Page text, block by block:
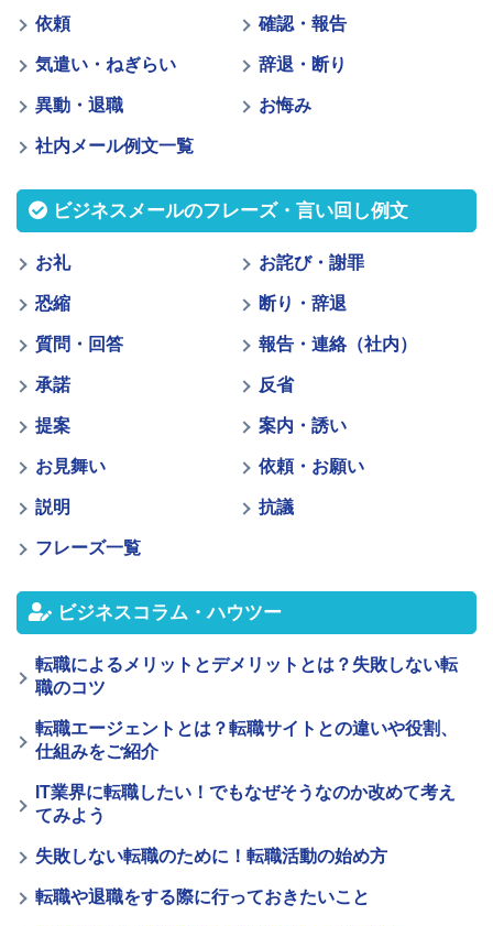
依頼 確認・報告
気遣い・ねぎらい 辞退・断り
異動・退職 お悔み
社内メール例文一覧
ビジネスメールのフレーズ・言い回し例文
お礼 お詫び・謝罪
恐縮 断り・辞退
質問・回答 報告・連絡（社内）
承諾 反省
提案 案内・誘い
お見舞い 依頼・お願い
説明 抗議
フレーズ一覧
ビジネスコラム・ハウツー
転職によるメリットとデメリットとは？失敗しない転
職のコツ
転職エージェントとは？転職サイトとの違いや役割、
仕組みをご紹介
IT業界に転職したい！でもなぜそうなのか改めて考え
てみよう
失敗しない転職のために！転職活動の始め方
転職や退職をする際に行っておきたいこと